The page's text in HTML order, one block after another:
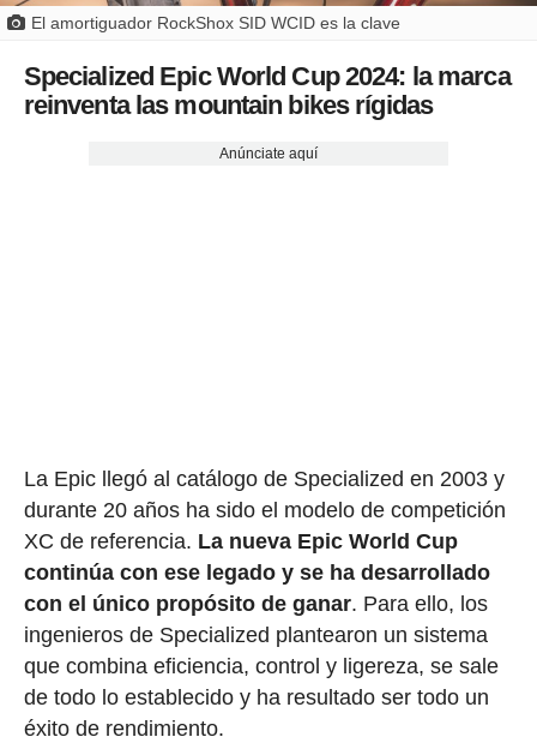
El amortiguador RockShox SID WCID es la clave
Specialized Epic World Cup 2024: la marca
reinventa las mountain bikes rígidas
Anúnciate aquí
La Epic llegó al catálogo de Specialized en 2003 y
durante 20 años ha sido el modelo de competición
XC de referencia. La nueva Epic World Cup
continúa con ese legado y se ha desarrollado
con el único propósito de ganar. Para ello, los
ingenieros de Specialized plantearon un sistema
que combina eficiencia, control y ligereza, se sale
de todo lo establecido y ha resultado ser todo un
éxito de rendimiento.